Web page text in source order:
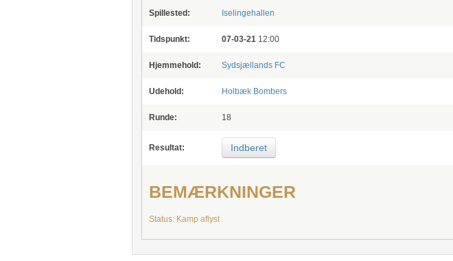
Spillested: Iselingehallen
Tidspunkt: 07-03-21 12:00
Hjemmehold: Sydsjællands FC
Udehold: Holbæk Bombers
Runde: 18
Resultat: Indberet
BEMÆRKNINGER
Status: Kamp aflyst